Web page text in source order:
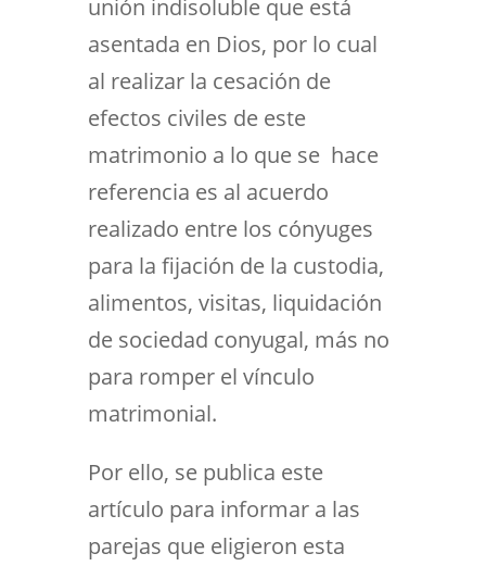
unión indisoluble que está
asentada en Dios, por lo cual
al realizar la cesación de
efectos civiles de este
matrimonio a lo que se hace
referencia es al acuerdo
realizado entre los cónyuges
para la fijación de la custodia,
alimentos, visitas, liquidación
de sociedad conyugal, más no
para romper el vínculo
matrimonial.
Por ello, se publica este
artículo para informar a las
parejas que eligieron esta